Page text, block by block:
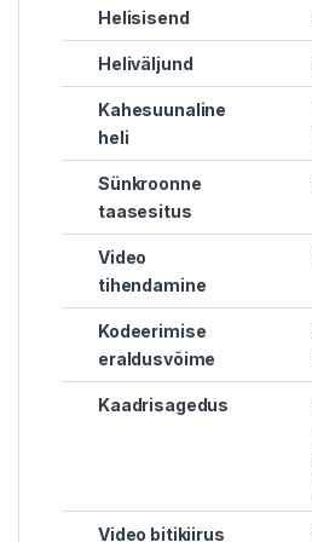
Helisisend
Heliväljund
Kahesuunaline
heli
Sünkroonne
taasesitus
Video
tihendamine
Kodeerimise
eraldusvõime
Kaadrisagedus
Video bitikiirus